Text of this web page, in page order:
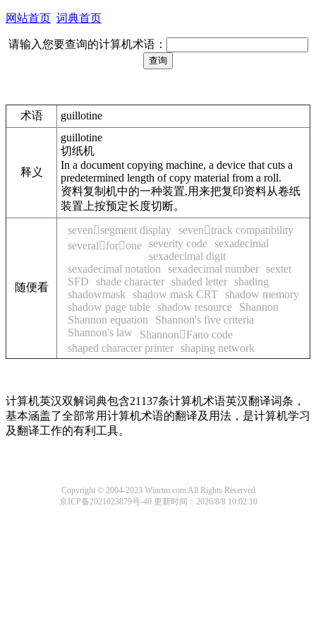
网站首页 词典首页
请输入您要查询的计算机术语：
术语 guillotine
释义
guillotine
切纸机
In a document copying machine, a device that cuts a
predetermined length of copy material from a roll.
资料复制机中的一种装置,用来把复印资料从卷纸
装置上按预定长度切断。
随便看
sevensegment display seventrack compatibility
severalforone severity code sexadecimal
sexadecimal digit
sexadecimal notation
sexadecimal number sextet
SFD
shade character shaded letter shading
shadowmask
shadow mask CRT shadow memory
shadow page table shadow resource
Shannon
Shannon equation
Shannon's five criteria
Shannon's law
ShannonFano code
shaped character printer shaping network
计算机英汉双解词典包含21137条计算机术语英汉翻译词条，
基本涵盖了全部常用计算机术语的翻译及用法，是计算机学习
及翻译工作的有利工具。
Copyright © 2004-2023 Winrtm.com All Rights Reserved
京ICP备2021023879号-40 更新时间：2026/8/8 10:02:10